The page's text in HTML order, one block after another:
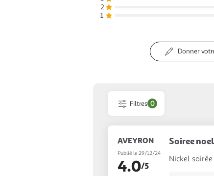
2
1
Donner
Filtres 0
AVEYRON
Publié le 29/12/24
4.0/5
Soiree
Nickel